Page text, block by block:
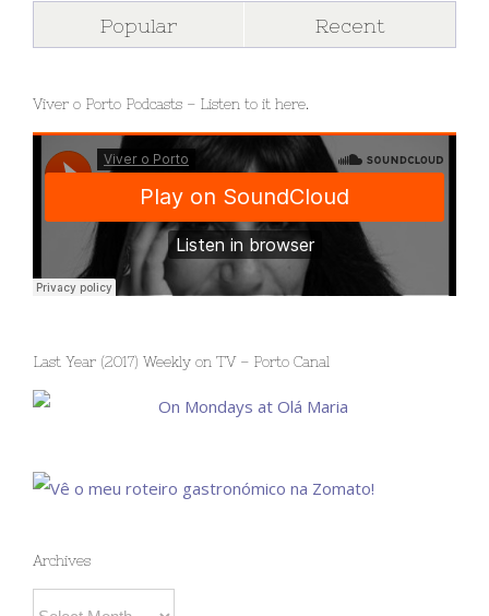
Popular Recent
Viver o Porto Podcasts – Listen to it here.
Last Year (2017) Weekly on TV – Porto Canal
Archives